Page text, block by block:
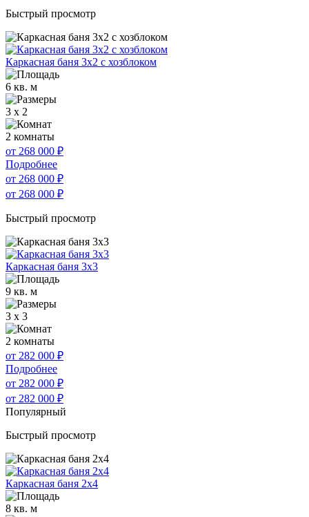
Быстрый просмотр
Каркасная баня 3х2 с хозблоком
6 кв. м
3 x 2
2 комнаты
от 268 000 ₽
Подробнее
от 268 000 ₽
от 268 000 ₽
Быстрый просмотр
Каркасная баня 3х3
9 кв. м
3 x 3
2 комнаты
от 282 000 ₽
Подробнее
от 282 000 ₽
от 282 000 ₽
Популярный
Быстрый просмотр
Каркасная баня 2х4
8 кв. м